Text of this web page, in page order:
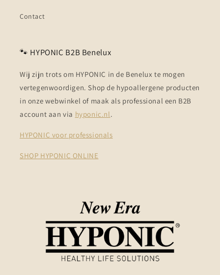
Contact
🐾 HYPONIC B2B Benelux
Wij zijn trots om HYPONIC in de Benelux te mogen
vertegenwoordigen. Shop de hypoallergene producten
in onze webwinkel of maak als professional een B2B
account aan via hyponic.nl.
HYPONIC voor professionals
SHOP HYPONIC ONLINE